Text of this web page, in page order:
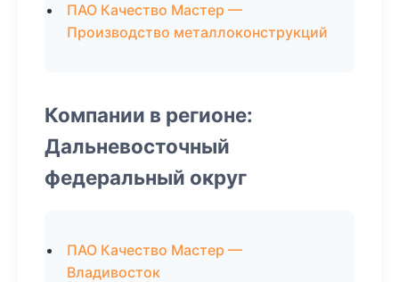
ПАО Качество Мастер —
Производство металлоконструкций
Компании в регионе:
Дальневосточный
федеральный округ
ПАО Качество Мастер —
Владивосток